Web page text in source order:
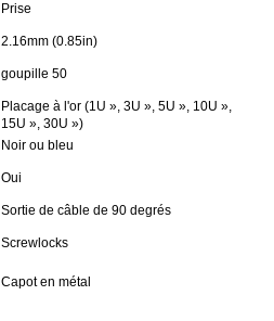
Prise
2.16mm (0.85in)
goupille 50
Placage à l'or (1U », 3U », 5U », 10U »,
15U », 30U »)
Noir ou bleu
Oui
Sortie de câble de 90 degrés
Screwlocks
Capot en métal